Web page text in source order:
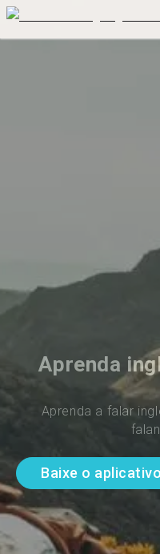
Aprenda
Aprenda a falar
Baixe o aplicativo